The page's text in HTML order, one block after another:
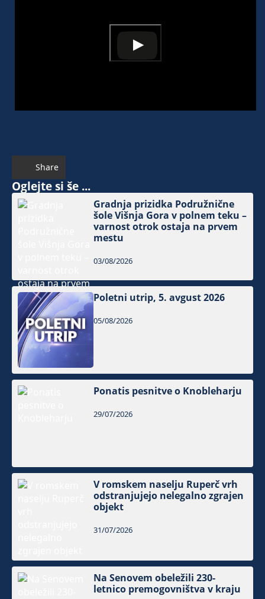
Share
Oglejte si še ...
Gradnja prizidka Podružnične
šole Višnja Gora v polnem teku –
varnost otrok ostaja na prvem
mestu
03/08/2026
Poletni utrip, 5. avgust 2026
05/08/2026
Ponatis pesnitve o Knobleharju
29/07/2026
V romskem naselju Ruperč vrh
odstranjujejo nelegalno zgrajen
objekt
31/07/2026
Na Senovem obeležili 230-
letnico premogovništva v kraju